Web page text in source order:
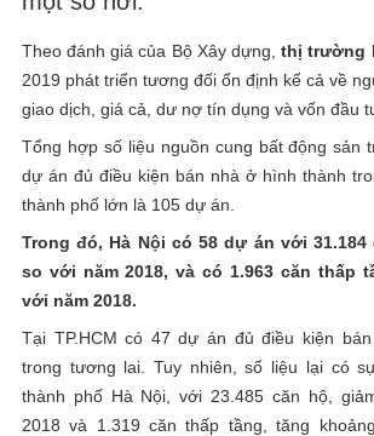
Theo đánh giá của Bộ Xây dựng,thị trường
2019 phát triển tương đối ổn định kể cả về
giao dịch, giá cả, dư nợ tín dụng và vốn đầu
Tổng hợp số liệu nguồn cung bất động sản
dự án đủ điều kiện bán nhà ở hình thành
thành phố lớn là 105 dự án.
Trong đó, Hà Nội có 58 dự án với 31.184
so với năm 2018, và có 1.963 căn thấp
với năm 2018.
Tại TP.HCM có 47 dự án đủ điều kiện
trong tương lai. Tuy nhiên, số liệu lại có
thành phố Hà Nội, với 23.485 căn hộ,
2018 và 1.319 căn thấp tầng, tăng